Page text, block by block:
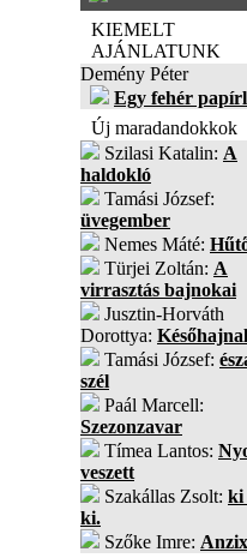
KIEMELT
AJÁNLATUNK
Demény Péter
Egy fehér
Új maradandokkok
Szilasi Katalin: A
haldokló
Tamási József:
üvegember
Nemes Máté:
Türjei Zoltán: A
virrasztás bajnokai
Jusztin-Horváth
Dorottya: Későhajnal
Tamási József:
szél
Paál Marcell:
Szezonzavar
Tímea Lantos:
veszett
Szakállas Zsolt: ki
ki.
Szőke Imre: Anzix